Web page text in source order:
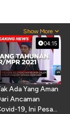
Show More
04:15
Ada Yang Aman
Ancaman
19, Ini Pesan